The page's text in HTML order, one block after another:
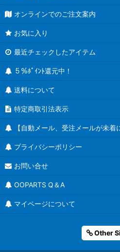
オンラインでのご注文案内
お気に入り
最近チェックしたアイテム
５％ﾎﾟｲﾝﾄ還元中！
送料について
特定商取引法表示
【自動メール、受注メールが未着
プライバシーポリシー
お問い合せ
OOPARTS Q＆A
マイページについて
Other